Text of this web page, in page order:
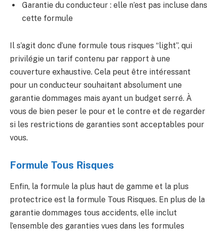
Garantie du conducteur : elle n’est pas incluse dans
cette formule
Il s’agit donc d’une formule tous risques “light”, qui
privilégie un tarif contenu par rapport à une
couverture exhaustive. Cela peut être intéressant
pour un conducteur souhaitant absolument une
garantie dommages mais ayant un budget serré. À
vous de bien peser le pour et le contre et de regarder
si les restrictions de garanties sont acceptables pour
vous.
Formule Tous Risques
Enfin, la formule la plus haut de gamme et la plus
protectrice est la formule Tous Risques. En plus de la
garantie dommages tous accidents, elle inclut
l’ensemble des garanties vues dans les formules